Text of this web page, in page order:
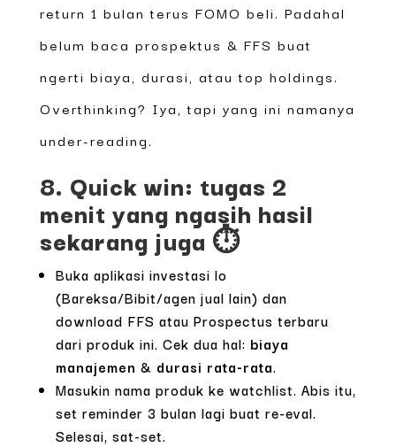
return 1 bulan terus FOMO beli. Padahal
belum baca prospektus & FFS buat
ngerti biaya, durasi, atau top holdings.
Overthinking? Iya, tapi yang ini namanya
under-reading.
8. Quick win: tugas 2
menit yang ngasih hasil
sekarang juga ⏱️
Buka aplikasi investasi lo
(Bareksa/Bibit/agen jual lain) dan
download FFS atau Prospectus terbaru
dari produk ini. Cek dua hal: biaya
manajemen & durasi rata-rata.
Masukin nama produk ke watchlist. Abis itu,
set reminder 3 bulan lagi buat re-eval.
Selesai, sat-set.